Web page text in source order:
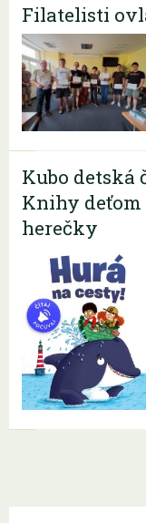
Filatelisti
Kubo detská
Knihy
herečky